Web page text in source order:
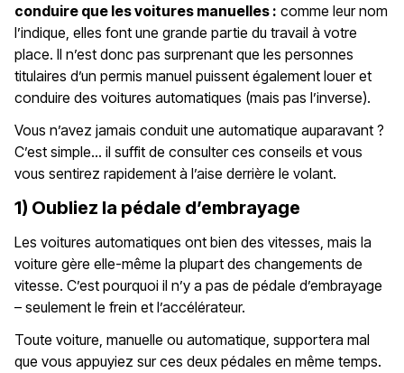
conduire que les voitures manuelles : comme leur nom
l’indique, elles font une grande partie du travail à votre
place. Il n’est donc pas surprenant que les personnes
titulaires d’un permis manuel puissent également louer et
conduire des voitures automatiques (mais pas l’inverse).
Vous n’avez jamais conduit une automatique auparavant ?
C’est simple… il suffit de consulter ces conseils et vous
vous sentirez rapidement à l’aise derrière le volant.
1) Oubliez la pédale d’embrayage
Les voitures automatiques ont bien des vitesses, mais la
voiture gère elle-même la plupart des changements de
vitesse. C’est pourquoi il n’y a pas de pédale d’embrayage
– seulement le frein et l’accélérateur.
Toute voiture, manuelle ou automatique, supportera mal
que vous appuyiez sur ces deux pédales en même temps.